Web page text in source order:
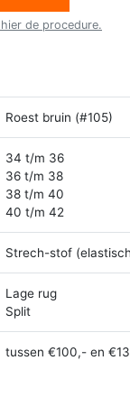
de procedure.
Roest bruin (#105)
34 t/m 36
36 t/m 38
38 t/m 40
40 t/m 42
Strech-stof
Lage rug
Split
tussen €100,- en